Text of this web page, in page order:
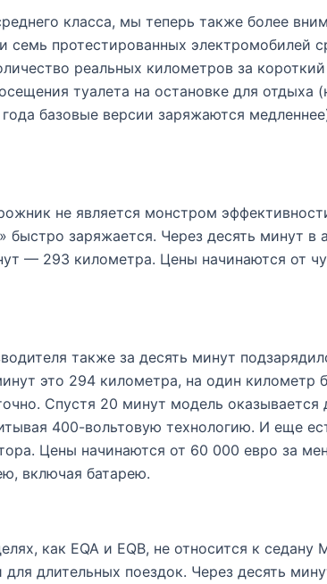
класса, мы теперь также более
семь протестированных электромобилей
реальных километров за
туалета на остановке для отдыха
базовые версии заряжаются
не является монстром
быстро заряжается. Через десять минут в
— 293 километра. Цены начинаются от
также за десять минут
это 294 километра, на один километр
Спустя 20 минут модель
400-вольтовую технологию. И еще
Цены начинаются от 60 000 евро за
включая батарею.
как EQA и EQB, не относится к седану
длительных поездок. Через десять